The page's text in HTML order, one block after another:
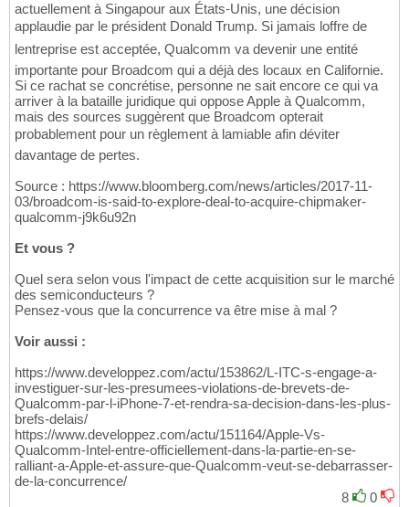
actuellement à Singapour aux États-Unis, une décision
applaudie par le président Donald Trump. Si jamais loffre de
lentreprise est acceptée, Qualcomm va devenir une entité
importante pour Broadcom qui a déjà des locaux en Californie.
Si ce rachat se concrétise, personne ne sait encore ce qui va
arriver à la bataille juridique qui oppose Apple à Qualcomm,
mais des sources suggèrent que Broadcom opterait
probablement pour un règlement à lamiable afin déviter
davantage de pertes.
Source : https://www.bloomberg.com/news/articles/2017-11-
03/broadcom-is-said-to-explore-deal-to-acquire-chipmaker-
qualcomm-j9k6u92n
Et vous ?
Quel sera selon vous l'impact de cette acquisition sur le marché
des semiconducteurs ?
Pensez-vous que la concurrence va être mise à mal ?
Voir aussi :
https://www.developpez.com/actu/153862/L-ITC-s-engage-a-
investiguer-sur-les-presumees-violations-de-brevets-de-
Qualcomm-par-l-iPhone-7-et-rendra-sa-decision-dans-les-plus-
brefs-delais/
https://www.developpez.com/actu/151164/Apple-Vs-
Qualcomm-Intel-entre-officiellement-dans-la-partie-en-se-
ralliant-a-Apple-et-assure-que-Qualcomm-veut-se-debarrasser-
de-la-concurrence/
8
0